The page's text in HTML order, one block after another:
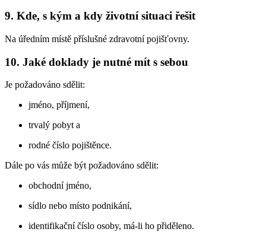
9. Kde, s kým a kdy životní situaci řešit
Na úředním místě příslušné zdravotní pojišťovny.
10. Jaké doklady je nutné mít s sebou
Je požadováno sdělit:
jméno, příjmení,
trvalý pobyt a
rodné číslo pojištěnce.
Dále po vás může být požadováno sdělit:
obchodní jméno,
sídlo nebo místo podnikání,
identifikační číslo osoby, má-li ho přiděleno.